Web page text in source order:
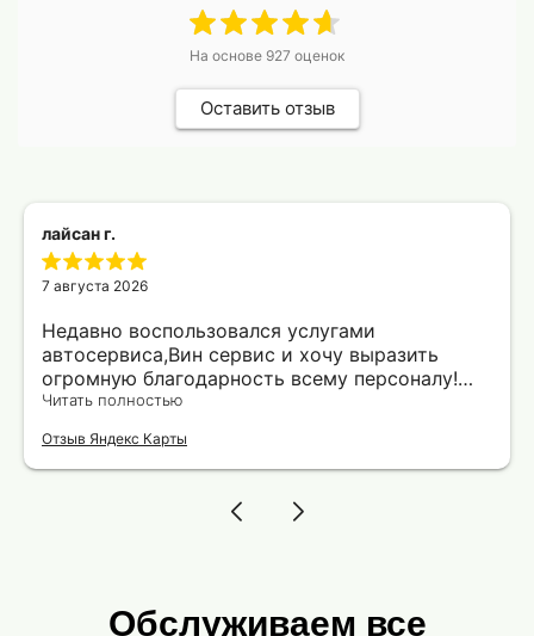
На основе 927 оценок
Оставить отзыв
лайсан г.
7 августа 2026
Недавно воспользовался услугами
автосервиса,Вин сервис и хочу выразить
огромную благодарность всему персоналу!
Особенно впечатлила оперативность и
все работы были выполнены в оговоренные
сроки и с подробными объяснениями каждого
этапа ремонта. Ребята действительно знают
своё дело! Отдельная благодарность Роману
Читать полностью
Отзыв Яндекс Карты
Обслуживаем все